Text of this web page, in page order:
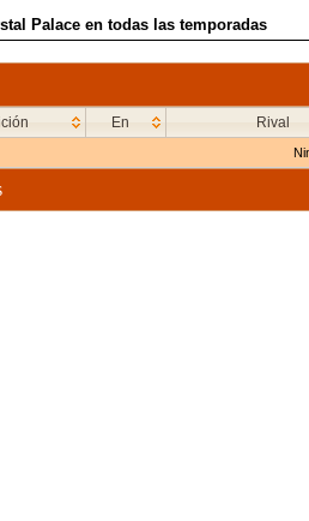
Palace en todas las temporadas
En Rival